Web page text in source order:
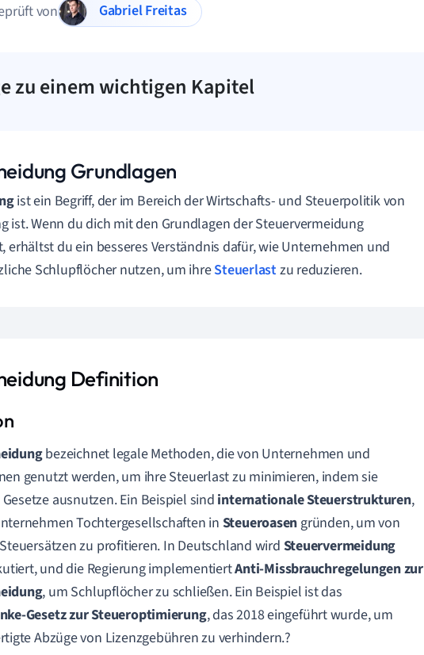
von
Gabriel Freitas
zu einem wichtigen Kapitel
Grundlagen
ist ein Begriff, der im Bereich der Wirtschafts- und Steuerpolitik von
ist. Wenn du dich mit den Grundlagen der Steuervermeidung
erhältst du ein besseres Verständnis dafür, wie Unternehmen und
Schlupflöcher nutzen, um ihreSteuerlastzu reduzieren.
Definition
bezeichnet legale Methoden, die von Unternehmen und
genutzt werden, um ihre Steuerlast zu minimieren, indem sie
ausnutzen. Ein Beispiel sindinternationale Steuerstrukturen,
Tochtergesellschaften inSteueroasengründen, um von
zu profitieren. In Deutschland wirdSteuervermeidung
und die Regierung implementiertAnti-Missbrauchregelungen zur
, um Schlupflöcher zu schließen. Ein Beispiel ist das
Gesetz zur Steueroptimierung, das 2018 eingeführt wurde, um
Abzüge von Lizenzgebühren zu verhindern.?